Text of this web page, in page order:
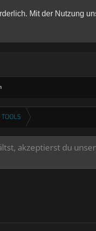
Mit der Nutzung
akzeptierst du